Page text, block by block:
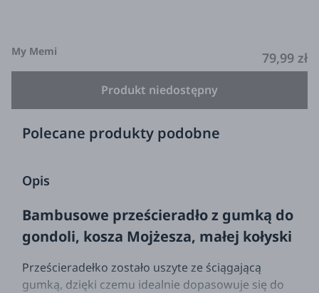
My Memi 79,99 zł
Produkt niedostępny
Polecane produkty podobne
Opis
Bambusowe prześcieradło z gumką do
gondoli, kosza Mojżesza, małej kołyski
Prześcieradełko zostało uszyte ze ściągającą
gumką, dzięki czemu idealnie dopasowuje się do